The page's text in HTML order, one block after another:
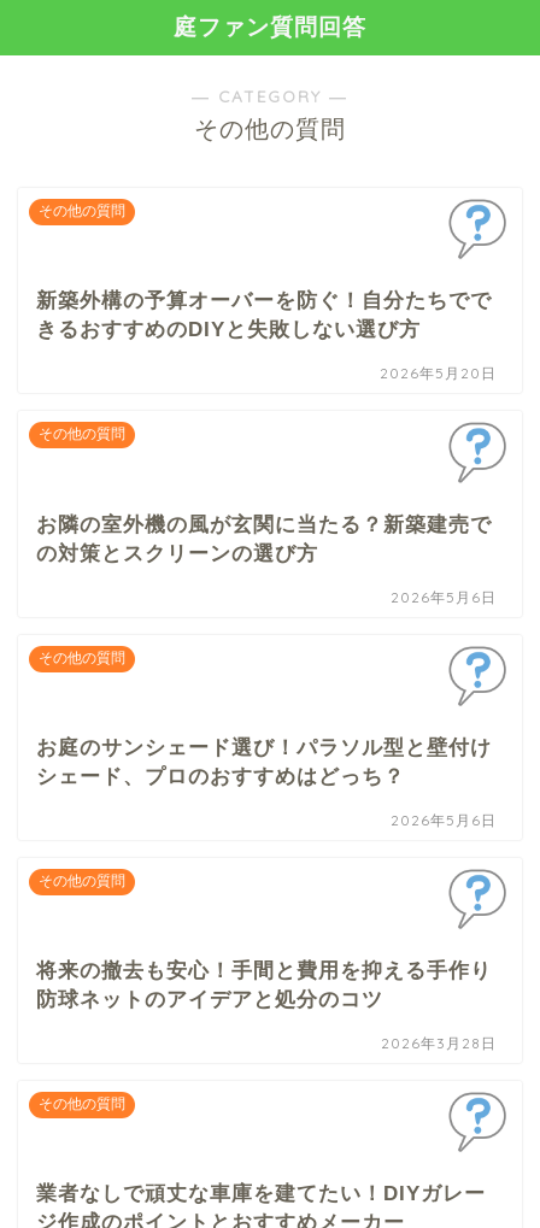
庭ファン質問回答
― CATEGORY ―
その他の質問
その他の質問
新築外構の予算オーバーを防ぐ！自分たちでで
きるおすすめのDIYと失敗しない選び方
2026年5月20日
その他の質問
お隣の室外機の風が玄関に当たる？新築建売で
の対策とスクリーンの選び方
2026年5月6日
その他の質問
お庭のサンシェード選び！パラソル型と壁付け
シェード、プロのおすすめはどっち？
2026年5月6日
その他の質問
将来の撤去も安心！手間と費用を抑える手作り
防球ネットのアイデアと処分のコツ
2026年3月28日
その他の質問
業者なしで頑丈な車庫を建てたい！DIYガレー
ジ作成のポイントとおすすめメーカー